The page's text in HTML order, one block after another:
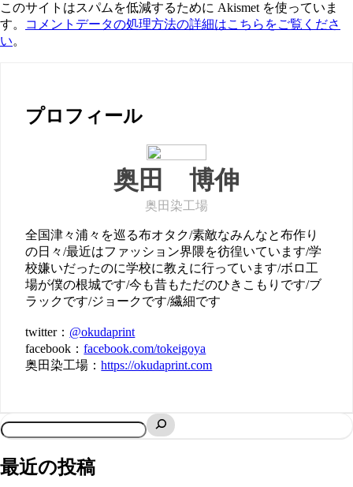
このサイトはスパムを低減するために Akismet を使っていま
す。
コメントデータの処理方法の詳細はこちらをご覧くださ
い。
プロフィール
奥田 博伸
奥田染工場
全国津々浦々を巡る布オタク/素敵なみんなと布作り
の日々/最近はファッション界隈を彷徨いています/学
校嫌いだったのに学校に教えに行っています/ボロ工
場が僕の根城です/今も昔もただのひきこもりです/ブ
ラックです/ジョークです/繊細です
twitter： @okudaprint
facebook：facebook.com/tokeigoya
奥田染工場：https://okudaprint.com
最近の投稿